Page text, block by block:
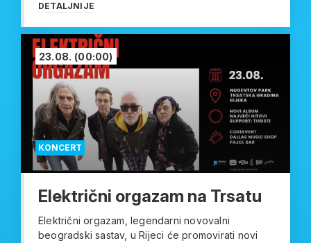
DETALJNIJE
KONCERT
23.08. (00:00)
Električni orgazam na Trsatu
Električni orgazam, legendarni novovalni
beogradski sastav, u Rijeci će promovirati novi